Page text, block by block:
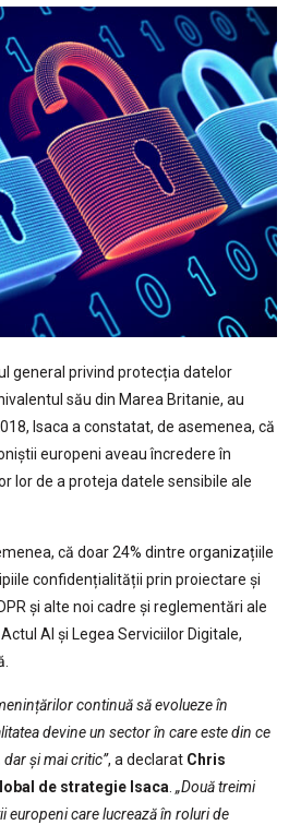
general privind protecția datelor
său din Marea Britanie, au
Isaca a constatat, de asemenea, că
europeni aveau încredere în
lor de a proteja datele sensibile ale
că doar 24% dintre organizațiile
confidențialității prin proiectare și
și alte noi cadre și reglementări ale
AI și Legea Serviciilor Digitale,
continuă să evolueze în
devine un sector în care este din ce
și mai critic”, a declarat Chris
de strategie Isaca. „Două treimi
care lucrează în roluri de